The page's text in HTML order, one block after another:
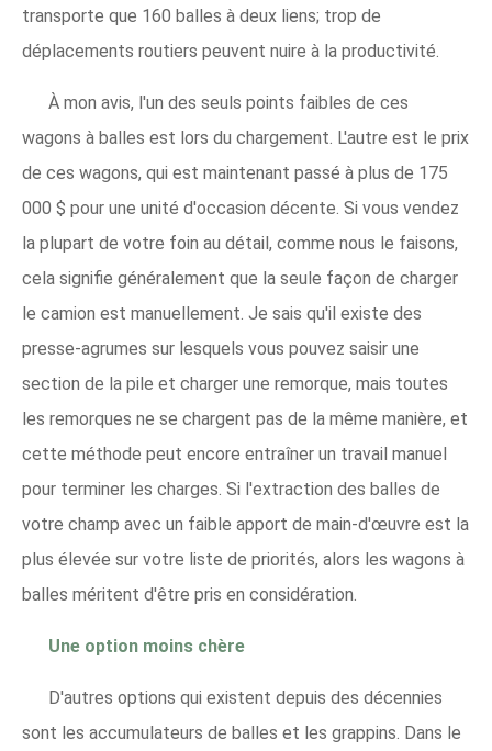
transporte que 160 balles à deux liens; trop de
déplacements routiers peuvent nuire à la productivité.
À mon avis, l'un des seuls points faibles de ces
wagons à balles est lors du chargement. L'autre est le prix
de ces wagons, qui est maintenant passé à plus de 175
000 $ pour une unité d'occasion décente. Si vous vendez
la plupart de votre foin au détail, comme nous le faisons,
cela signifie généralement que la seule façon de charger
le camion est manuellement. Je sais qu'il existe des
presse-agrumes sur lesquels vous pouvez saisir une
section de la pile et charger une remorque, mais toutes
les remorques ne se chargent pas de la même manière, et
cette méthode peut encore entraîner un travail manuel
pour terminer les charges. Si l'extraction des balles de
votre champ avec un faible apport de main-d'œuvre est la
plus élevée sur votre liste de priorités, alors les wagons à
balles méritent d'être pris en considération.
Une option moins chère
D'autres options qui existent depuis des décennies
sont les accumulateurs de balles et les grappins. Dans le